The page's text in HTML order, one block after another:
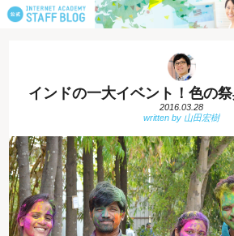
インドの一大イベント！色の祭
2016.03.28